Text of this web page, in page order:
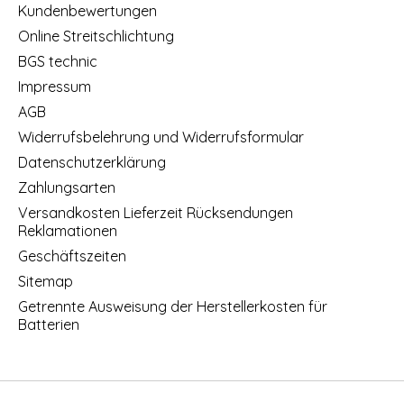
Kundenbewertungen
Online Streitschlichtung
BGS technic
Impressum
AGB
Widerrufsbelehrung und Widerrufsformular
Datenschutzerklärung
Zahlungsarten
Versandkosten Lieferzeit Rücksendungen
Reklamationen
Geschäftszeiten
Sitemap
Getrennte Ausweisung der Herstellerkosten für
Batterien